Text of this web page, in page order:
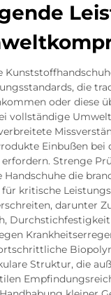
die
oder diese
vollständige
Einbußen bei
Strenge
Handschuhe die
kritische
darunter
Struktur, die